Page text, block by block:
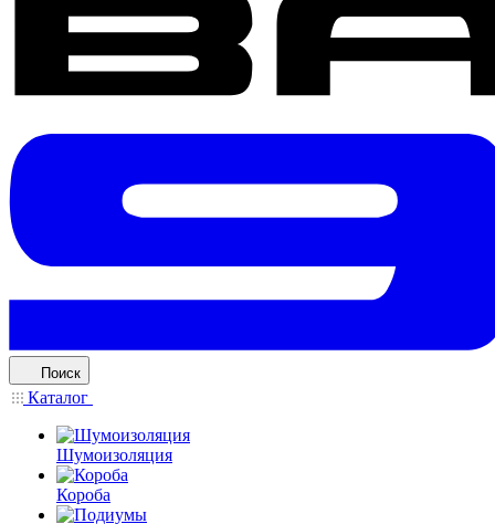
Поиск
Каталог
Шумоизоляция
Короба